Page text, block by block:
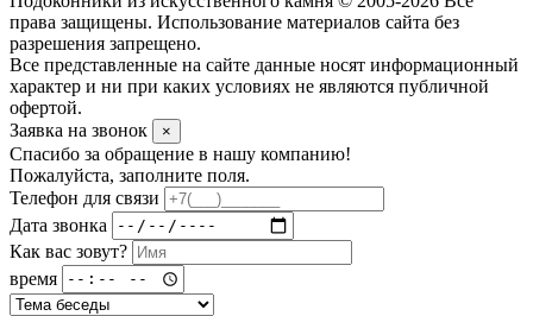
права защищены. Использование материалов сайта без
разрешения запрещено.
Все представленные на сайте данные носят информационный
характер и ни при каких условиях не являются публичной
офертой.
Заявка на звонок
×
Спасибо за обращение в нашу компанию!
Пожалуйста, заполните поля.
Телефон для связи
Дата звонка
Как вас зовут?
время